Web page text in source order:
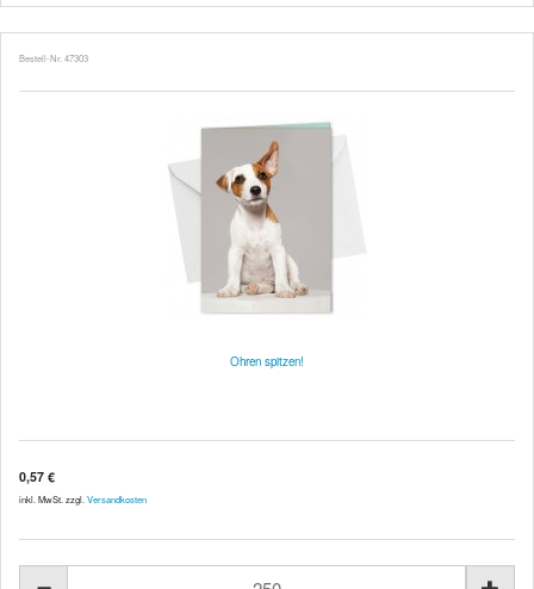
Bestell-Nr. 47303
Ohren spitzen!
0,57 €
inkl. MwSt. zzgl. Versandkosten